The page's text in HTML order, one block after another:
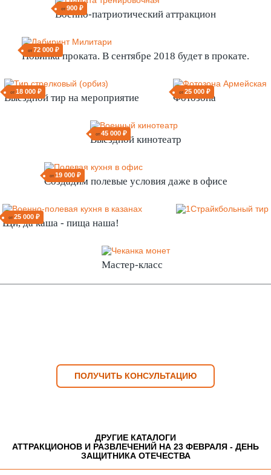
от 900 ₽
Военно-патриотический аттракцион
от 72 000 ₽
Новинка проката. В сентябре 2018 будет в прокате.
от 18 000 ₽
Выездной тир на мероприятие от 25 000 ₽
Фотозона
от45 000 ₽
Выездной кинотеатр
от 19 000 ₽
Создадим полевые условия даже в офисе
от 25 000 ₽
Щи, да каша - пища наша!
Мастер-класс
ПОЛУЧИТЬ КОНСУЛЬТАЦИЮ
ДРУГИЕ КАТАЛОГИ
АТТРАКЦИОНОВ И РАЗВЛЕЧЕНИЙ НА 23 ФЕВРАЛЯ - ДЕНЬ
ЗАЩИТНИКА ОТЕЧЕСТВА